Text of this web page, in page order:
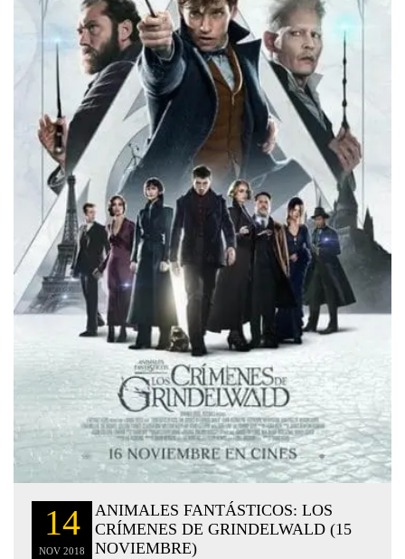
14
NOV 2018
ANIMALES FANTÁSTICOS: LOS
CRÍMENES DE GRINDELWALD (15
NOVIEMBRE)